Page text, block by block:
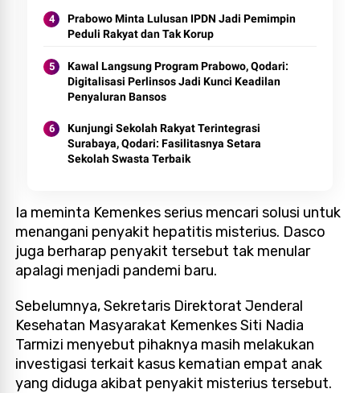
Prabowo Minta Lulusan IPDN Jadi Pemimpin
Peduli Rakyat dan Tak Korup
Kawal Langsung Program Prabowo, Qodari:
Digitalisasi Perlinsos Jadi Kunci Keadilan
Penyaluran Bansos
Kunjungi Sekolah Rakyat Terintegrasi
Surabaya, Qodari: Fasilitasnya Setara
Sekolah Swasta Terbaik
Ia meminta Kemenkes serius mencari solusi untuk
menangani penyakit hepatitis misterius. Dasco
juga berharap penyakit tersebut tak menular
apalagi menjadi pandemi baru.
Sebelumnya, Sekretaris Direktorat Jenderal
Kesehatan Masyarakat Kemenkes Siti Nadia
Tarmizi menyebut pihaknya masih melakukan
investigasi terkait kasus kematian empat anak
yang diduga akibat penyakit misterius tersebut.